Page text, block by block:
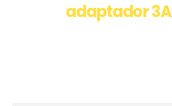
adaptador 3A